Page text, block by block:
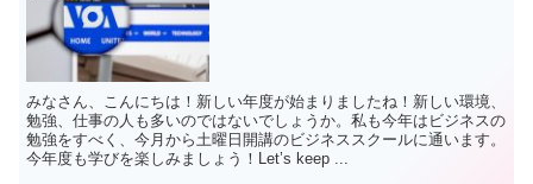
みなさん、こんにちは！新しい年度が始まりましたね！新しい環境、
勉強、仕事の人も多いのではないでしょうか。私も今年はビジネスの
勉強をすべく、今月から土曜日開講のビジネススクールに通います。
今年度も学びを楽しみましょう！Let’s keep ...